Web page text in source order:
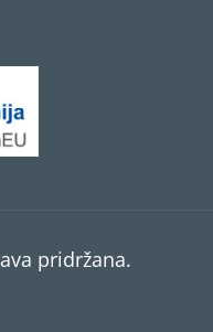
pridržana.